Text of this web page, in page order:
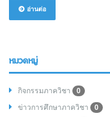
อ่านต่อ
หมวดหมู่
กิจกรรมภาควิชา
0
ข่าวการศึกษาภาควิชา
0